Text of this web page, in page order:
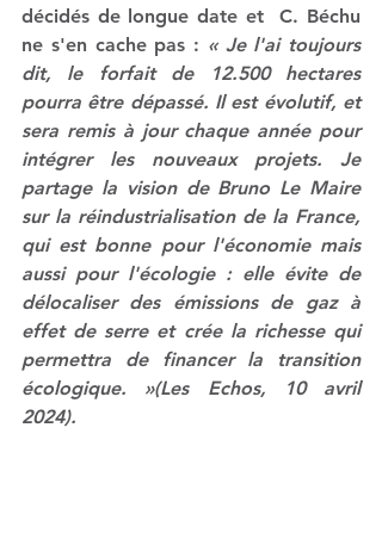
décidés de longue date et  C. Béchu
ne s'en cache pas : « Je l'ai toujours
dit, le forfait de 12.500 hectares
pourra être dépassé. Il est évolutif, et
sera remis à jour chaque année pour
intégrer les nouveaux projets. Je
partage la vision de Bruno Le Maire
sur la réindustrialisation de la France,
qui est bonne pour l'économie mais
aussi pour l'écologie : elle évite de
délocaliser des émissions de gaz à
effet de serre et crée la richesse qui
permettra de financer la transition
écologique. »(Les Echos, 10 avril
2024).